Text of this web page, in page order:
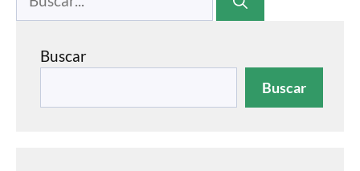
Buscar
Buscar